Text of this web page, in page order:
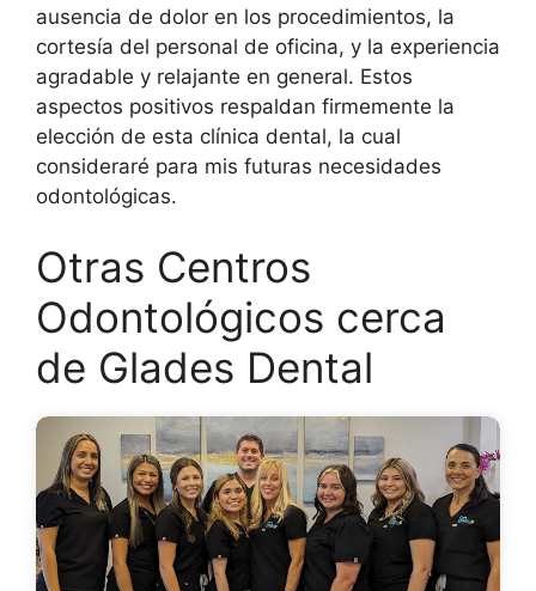
ausencia de dolor en los procedimientos, la
cortesía del personal de oficina, y la experiencia
agradable y relajante en general. Estos
aspectos positivos respaldan firmemente la
elección de esta clínica dental, la cual
consideraré para mis futuras necesidades
odontológicas.
Otras Centros
Odontológicos cerca
de Glades Dental